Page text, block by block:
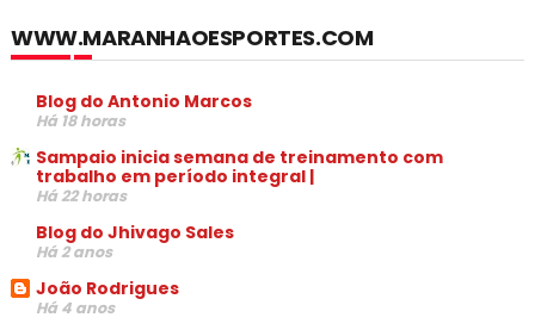
WWW.MARANHAOESPORTES.COM
Blog do Antonio Marcos
Há 18 horas
Sampaio inicia semana de treinamento com
trabalho em período integral |
Há 22 horas
Blog do Jhivago Sales
Há 2 anos
João Rodrigues
Há 4 anos